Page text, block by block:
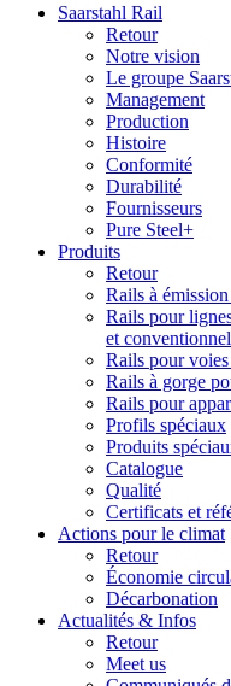
Saarstahl Rail
Retour
Notre vision
Le groupe
Management
Production
Histoire
Conformité
Durabilité
Fournisseurs
Pure Steel+
Produits
Retour
Rails à
Rails pour
et
Rails pour
Rails à gorge
Rails pour
Profils spéciaux
Produits
Catalogue
Qualité
Certificats et
Actions pour le climat
Retour
Économie
Décarbonation
Actualités & Infos
Retour
Meet us